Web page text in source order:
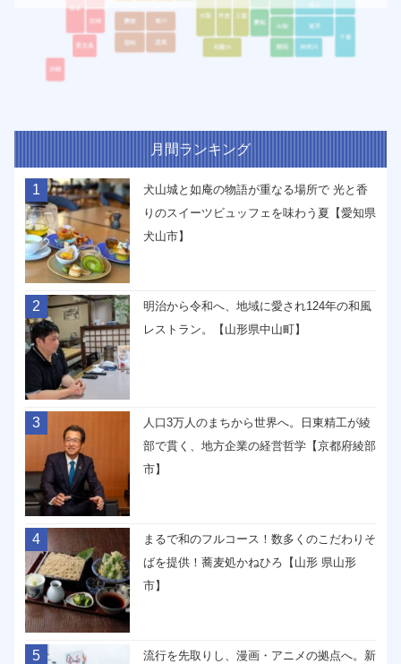
月間ランキング
1
犬山城と如庵の物語が重なる場所で 光と香
りのスイーツビュッフェを味わう夏【愛知県
犬山市】
2
明治から令和へ、地域に愛され124年の和風
レストラン。【山形県中山町】
3
人口3万人のまちから世界へ。日東精工が綾
部で貫く、地方企業の経営哲学【京都府綾部
市】
4
まるで和のフルコース！数多くのこだわりそ
ばを提供！蕎麦処かねひろ【山形 県山形
市】
5
流行を先取りし、漫画・アニメの拠点へ。新